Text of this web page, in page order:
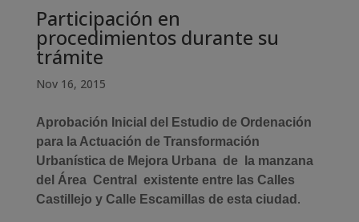
Participación en
procedimientos durante su
trámite
Nov 16, 2015
Aprobación Inicial del Estudio de Ordenación
para la Actuación de Transformación
Urbanística de Mejora Urbana de la manzana
del Área Central existente entre las Calles
Castillejo y Calle Escamillas de esta ciudad .